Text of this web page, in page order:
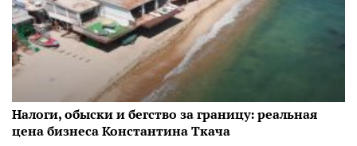
Налоги, обыски и бегство за границу: реальная
цена бизнеса Константина Ткача